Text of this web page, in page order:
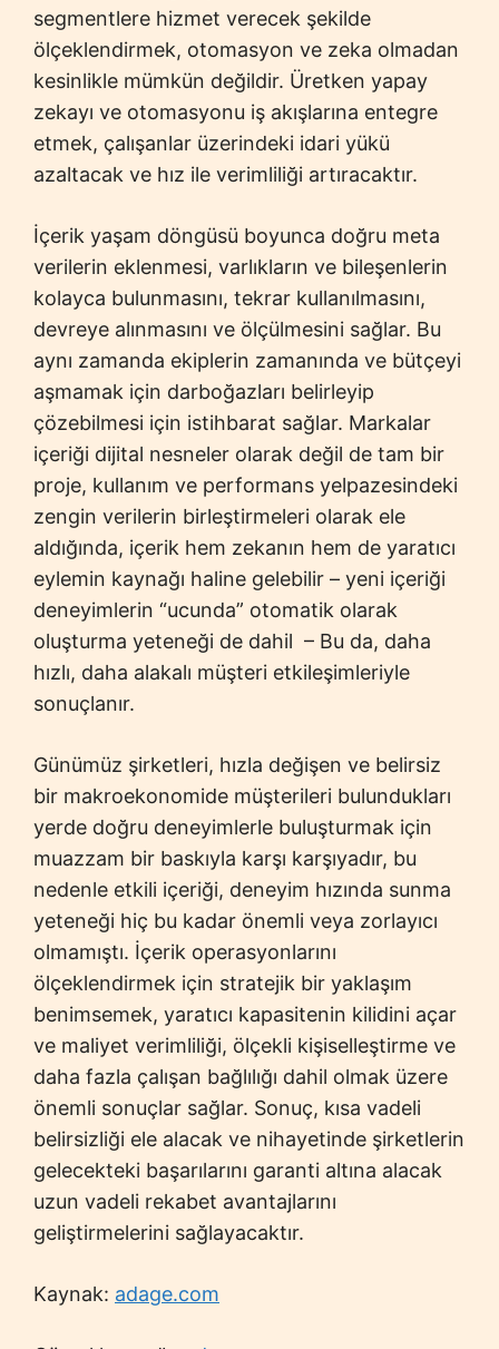
segmentlere hizmet verecek şekilde
ölçeklendirmek, otomasyon ve zeka olmadan
kesinlikle mümkün değildir. Üretken yapay
zekayı ve otomasyonu iş akışlarına entegre
etmek, çalışanlar üzerindeki idari yükü
azaltacak ve hız ile verimliliği artıracaktır.
İçerik yaşam döngüsü boyunca doğru meta
verilerin eklenmesi, varlıkların ve bileşenlerin
kolayca bulunmasını, tekrar kullanılmasını,
devreye alınmasını ve ölçülmesini sağlar. Bu
aynı zamanda ekiplerin zamanında ve bütçeyi
aşmamak için darboğazları belirleyip
çözebilmesi için istihbarat sağlar. Markalar
içeriği dijital nesneler olarak değil de tam bir
proje, kullanım ve performans yelpazesindeki
zengin verilerin birleştirmeleri olarak ele
aldığında, içerik hem zekanın hem de yaratıcı
eylemin kaynağı haline gelebilir – yeni içeriği
deneyimlerin “ucunda” otomatik olarak
oluşturma yeteneği de dahil – Bu da, daha
hızlı, daha alakalı müşteri etkileşimleriyle
sonuçlanır.
Günümüz şirketleri, hızla değişen ve belirsiz
bir makroekonomide müşterileri bulundukları
yerde doğru deneyimlerle buluşturmak için
muazzam bir baskıyla karşı karşıyadır, bu
nedenle etkili içeriği, deneyim hızında sunma
yeteneği hiç bu kadar önemli veya zorlayıcı
olmamıştı. İçerik operasyonlarını
ölçeklendirmek için stratejik bir yaklaşım
benimsemek, yaratıcı kapasitenin kilidini açar
ve maliyet verimliliği, ölçekli kişiselleştirme ve
daha fazla çalışan bağlılığı dahil olmak üzere
önemli sonuçlar sağlar. Sonuç, kısa vadeli
belirsizliği ele alacak ve nihayetinde şirketlerin
gelecekteki başarılarını garanti altına alacak
uzun vadeli rekabet avantajlarını
geliştirmelerini sağlayacaktır.
Kaynak: adage.com